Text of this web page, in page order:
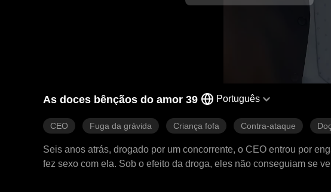
As doces bênçãos do amor 39 Português
CEO Fuga da grávida Criança fofa Contra-ataque
Seis anos atrás, drogado por um concorrente, o CEO entrou por
fez sexo com ela. Sob o efeito da droga, eles não conseguiam se